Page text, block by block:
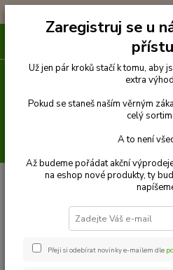
Venčení Obojky Obojky z
Palkar obojek z
Palkar obojek z
psy 60 cm x 30
Zaregistruj se u
Už jen pár kroků stačí k tomu, aby
extra
Pokud se staneš naším věrným
celý
A to není
Až budeme pořádat akční
na eshop nové produkty, ty
Přeji si odebírat novinky e-mailem dle